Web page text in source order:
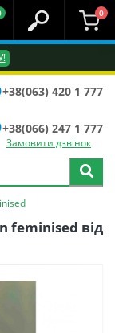
0
+38(063) 420 1 777
+38(066) 247 1 777
Замовити дзвінок
feminised від